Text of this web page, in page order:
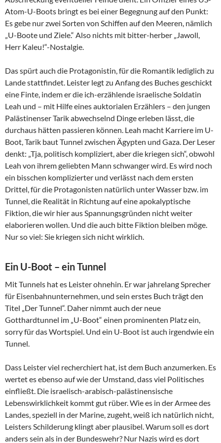
Atom-U-Boots bringt es bei einer Begegnung auf den Punkt:
Es gebe nur zwei Sorten von Schiffen auf den Meeren, nämlich
„U-Boote und Ziele.“ Also nichts mit bitter-herber „Jawoll,
Herr Kaleu!“-Nostalgie.
Das spürt auch die Protagonistin, für die Romantik lediglich zu
Lande stattfindet. Leister legt zu Anfang des Buches geschickt
eine Finte, indem er die ich-erzählende israelische Soldatin
Leah und – mit Hilfe eines auktorialen Erzählers – den jungen
Palästinenser Tarik abwechselnd Dinge erleben lässt, die
durchaus hätten passieren können. Leah macht Karriere im U-
Boot, Tarik baut Tunnel zwischen Ägypten und Gaza. Der Leser
denkt: „Tja, politisch kompliziert, aber die kriegen sich“, obwohl
Leah von ihrem geliebten Mann schwanger wird. Es wird noch
ein bisschen komplizierter und verlässt nach dem ersten
Drittel, für die Protagonisten natürlich unter Wasser bzw. im
Tunnel, die Realität in Richtung auf eine apokalyptische
Fiktion, die wir hier aus Spannungsgründen nicht weiter
elaborieren wollen. Und die auch bitte Fiktion bleiben möge.
Nur so viel: Sie kriegen sich nicht wirklich.
Ein U-Boot – ein Tunnel
Mit Tunnels hat es Leister ohnehin. Er war jahrelang Sprecher
für Eisenbahnunternehmen, und sein erstes Buch trägt den
Titel „Der Tunnel“. Daher nimmt auch der neue
Gotthardtunnel im „U-Boot“ einen prominenten Platz ein,
sorry für das Wortspiel. Und ein U-Boot ist auch irgendwie ein
Tunnel.
Dass Leister viel recherchiert hat, ist dem Buch anzumerken. Es
wertet es ebenso auf wie der Umstand, dass viel Politisches
einfließt. Die israelisch-arabisch-palästinensische
Lebenswirklichkeit kommt gut rüber. Wie es in der Armee des
Landes, speziell in der Marine, zugeht, weiß ich natürlich nicht,
Leisters Schilderung klingt aber plausibel. Warum soll es dort
anders sein als in der Bundeswehr? Nur Nazis wird es dort